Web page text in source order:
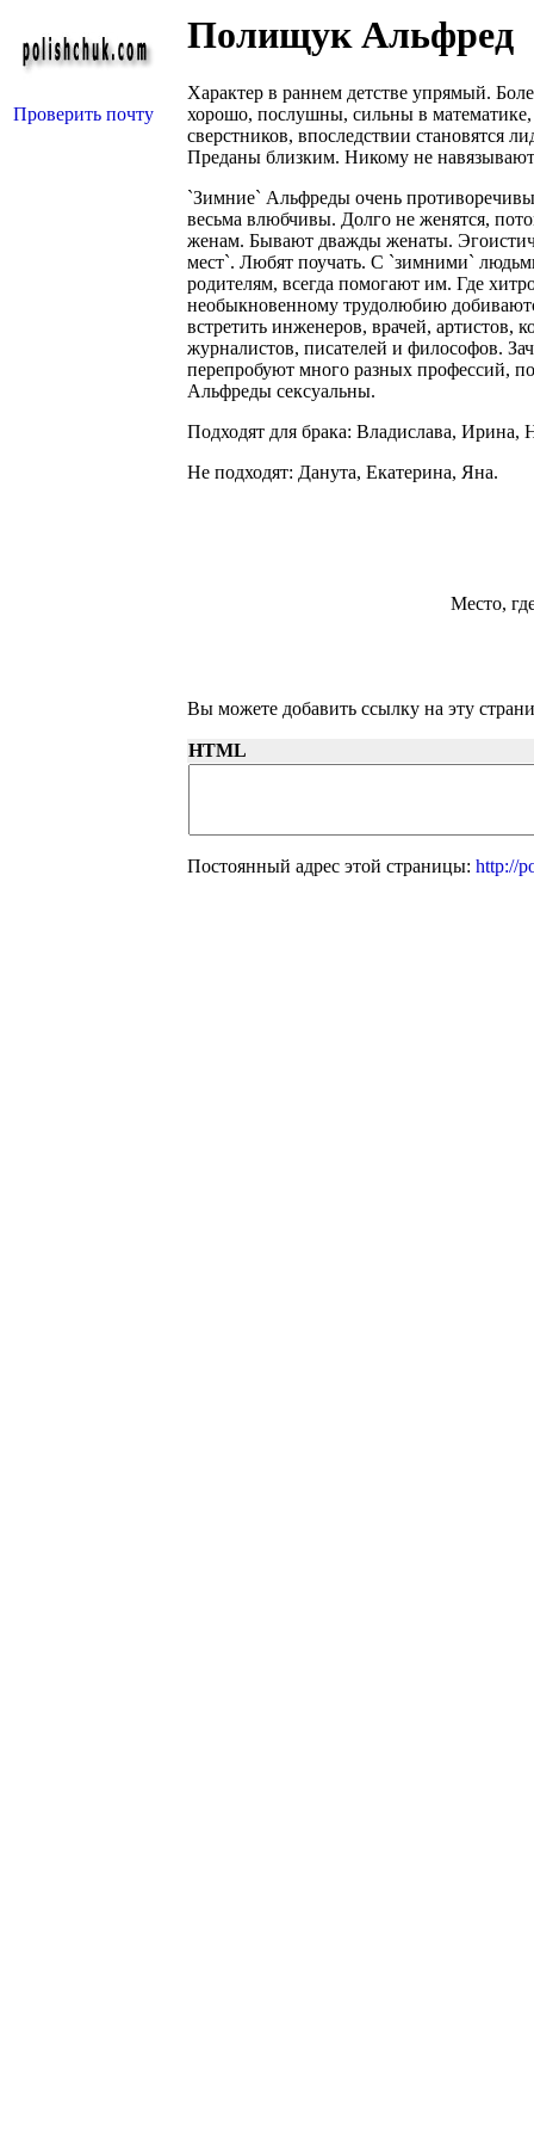
Проверить почту
Полищук Альфред
Характер в раннем детстве упрямый.
хорошо, послушны, сильны в математике,
сверстников, впоследствии становятся
Преданы близким. Никому не
`Зимние` Альфреды очень
весьма влюбчивы. Долго не женятся,
женам. Бывают дважды женаты.
мест`. Любят поучать. С `зимними`
родителям, всегда помогают им. Где
необыкновенному трудолюбию
встретить инженеров, врачей, артистов,
журналистов, писателей и философов.
перепробуют много разных профессий,
Альфреды сексуальны.
Подходят для брака: Владислава, Ирина,
Не подходят: Данута, Екатерина, Яна.
Место,
Вы можете добавить ссылку на эту
HTML
Постоянный адрес этой страницы: http://